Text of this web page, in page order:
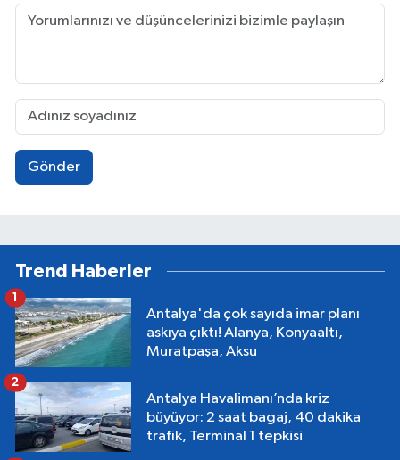
Gönder
Trend Haberler
Antalya'da çok sayıda imar planı
askıya çıktı! Alanya, Konyaaltı,
Muratpaşa, Aksu
1
Antalya Havalimanı’nda kriz
büyüyor: 2 saat bagaj, 40 dakika
trafik, Terminal 1 tepkisi
2